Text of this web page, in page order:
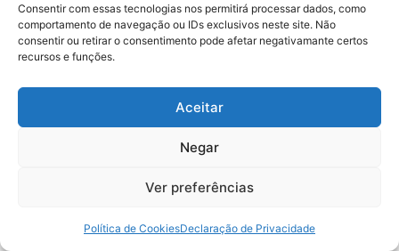
Consentir com essas tecnologias nos permitirá processar dados, como
comportamento de navegação ou IDs exclusivos neste site. Não
consentir ou retirar o consentimento pode afetar negativamante certos
recursos e funções.
Aceitar
Negar
Ver preferências
Política de CookiesDeclaração de Privacidade
Enviar
© 2021 Mais Formação | Todos os direitos reservados.
Política de Cookies